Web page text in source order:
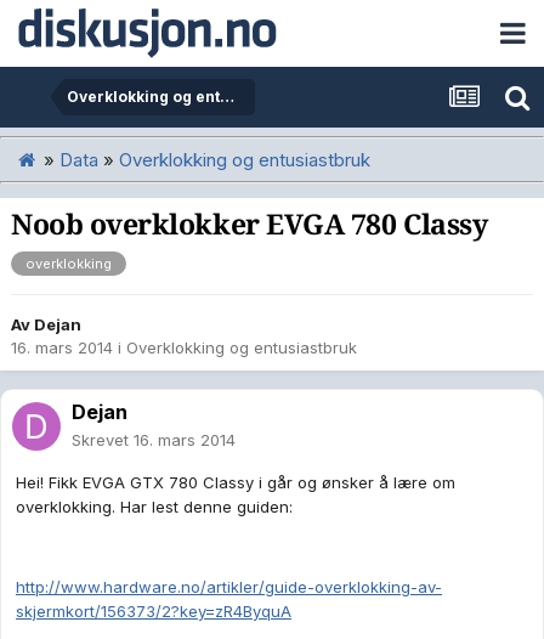
Overklokking og entusiastbruk
» Data » Overklokking og entusiastbruk
Noob overklokker EVGA 780 Classy
overklokking
Av Dejan
16. mars 2014 i Overklokking og entusiastbruk
Dejan
Skrevet 16. mars 2014
Hei! Fikk EVGA GTX 780 Classy i går og ønsker å lære om
overklokking. Har lest denne guiden:
http://www.hardware.no/artikler/guide-overklokking-av-
skjermkort/156373/2?key=zR4ByquA